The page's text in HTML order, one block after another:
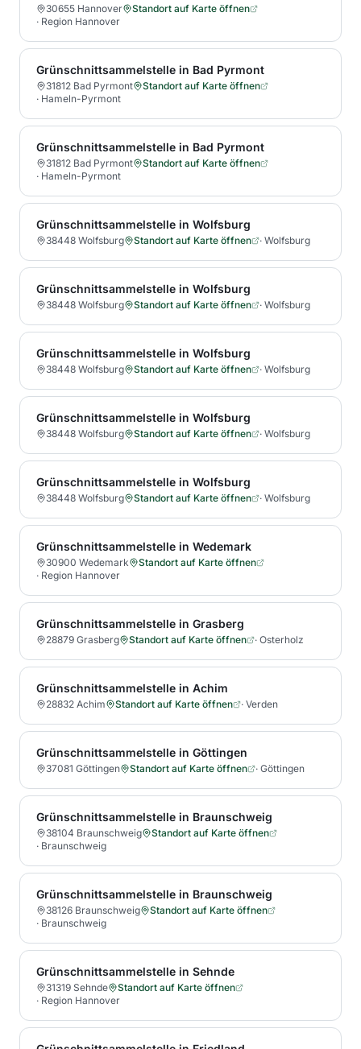
30655 Hannover
Standort auf Karte öffnen
· Region Hannover
Grünschnittsammelstelle in Bad Pyrmont
31812 Bad Pyrmont
Standort auf Karte öffnen
· Hameln-Pyrmont
Grünschnittsammelstelle in Bad Pyrmont
31812 Bad Pyrmont
Standort auf Karte öffnen
· Hameln-Pyrmont
Grünschnittsammelstelle in Wolfsburg
38448 Wolfsburg Standort auf Karte öffnen · Wolfsburg
Grünschnittsammelstelle in Wolfsburg
38448 Wolfsburg Standort auf Karte öffnen · Wolfsburg
Grünschnittsammelstelle in Wolfsburg
38448 Wolfsburg Standort auf Karte öffnen · Wolfsburg
Grünschnittsammelstelle in Wolfsburg
38448 Wolfsburg Standort auf Karte öffnen · Wolfsburg
Grünschnittsammelstelle in Wolfsburg
38448 Wolfsburg Standort auf Karte öffnen · Wolfsburg
Grünschnittsammelstelle in Wedemark
30900 Wedemark
Standort auf Karte öffnen
· Region Hannover
Grünschnittsammelstelle in Grasberg
28879 Grasberg Standort auf Karte öffnen · Osterholz
Grünschnittsammelstelle in Achim
28832 Achim Standort auf Karte öffnen · Verden
Grünschnittsammelstelle in Göttingen
37081 Göttingen Standort auf Karte öffnen · Göttingen
Grünschnittsammelstelle in Braunschweig
38104 Braunschweig
Standort auf Karte öffnen
· Braunschweig
Grünschnittsammelstelle in Braunschweig
38126 Braunschweig
Standort auf Karte öffnen
· Braunschweig
Grünschnittsammelstelle in Sehnde
31319 Sehnde
Standort auf Karte öffnen
· Region Hannover